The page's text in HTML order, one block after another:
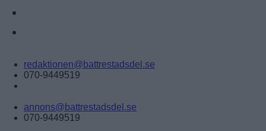
redaktionen@battrestadsdel.se
070-9449519
annons@battrestadsdel.se
070-9449519